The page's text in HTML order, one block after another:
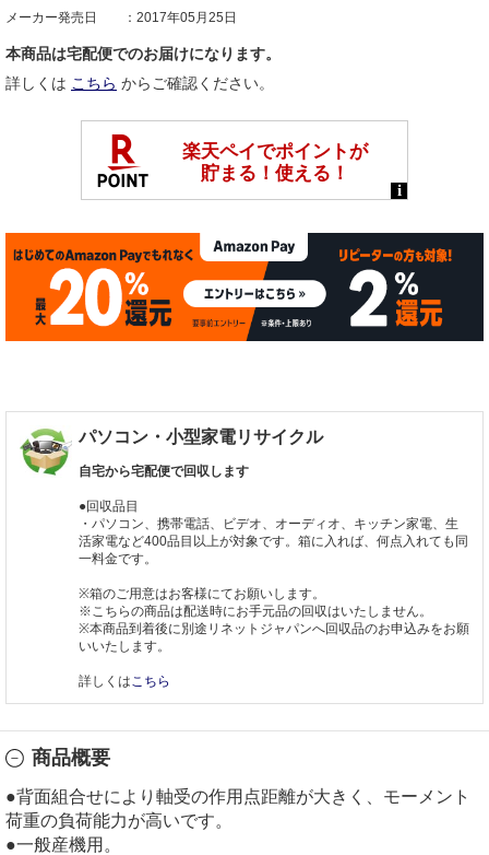
メーカー発売日
2017年05月25日
本商品は宅配便でのお届けになります。
詳しくは こちら からご確認ください。
パソコン・小型家電リサイクル
自宅から宅配便で回収します
●回収品目
・パソコン、携帯電話、ビデオ、オーディオ、キッチン家電、生
活家電など400品目以上が対象です。箱に入れば、何点入れても同
一料金です。
※箱のご用意はお客様にてお願いします。
※こちらの商品は配送時にお手元品の回収はいたしません。
※本商品到着後に別途リネットジャパンへ回収品のお申込みをお願
いいたします。
詳しくは こちら
商品概要
●背面組合せにより軸受の作用点距離が大きく、モーメント
荷重の負荷能力が高いです。
●一般産機用。